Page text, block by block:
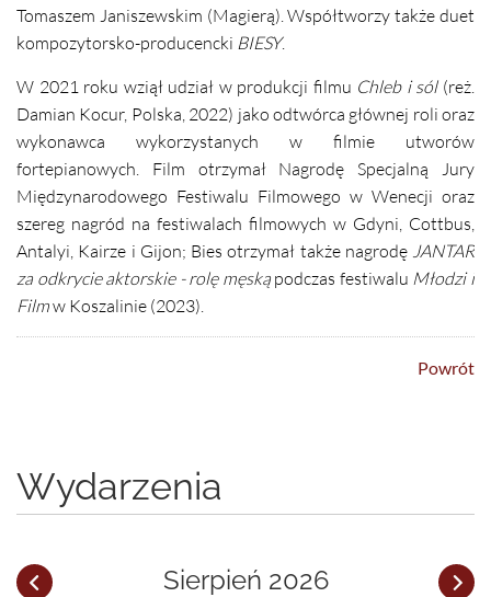
Tomaszem Janiszewskim (Magierą). Współtworzy także duet
kompozytorsko-producencki BIESY.
W 2021 roku wziął udział w produkcji filmu Chleb i sól (reż.
Damian Kocur, Polska, 2022) jako odtwórca głównej roli oraz
wykonawca wykorzystanych w filmie utworów
fortepianowych. Film otrzymał Nagrodę Specjalną Jury
Międzynarodowego Festiwalu Filmowego w Wenecji oraz
szereg nagród na festiwalach filmowych w Gdyni, Cottbus,
Antalyi, Kairze i Gijon; Bies otrzymał także nagrodę JANTAR
za odkrycie aktorskie - rolę męską podczas festiwalu Młodzi i
Filmw Koszalinie (2023).
Powrót
Wydarzenia
Sierpień 2026